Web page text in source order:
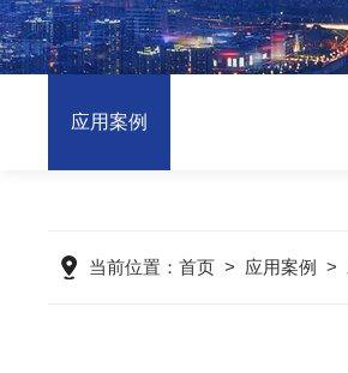
应用案例
当前位置：首页 > 应用案例 >